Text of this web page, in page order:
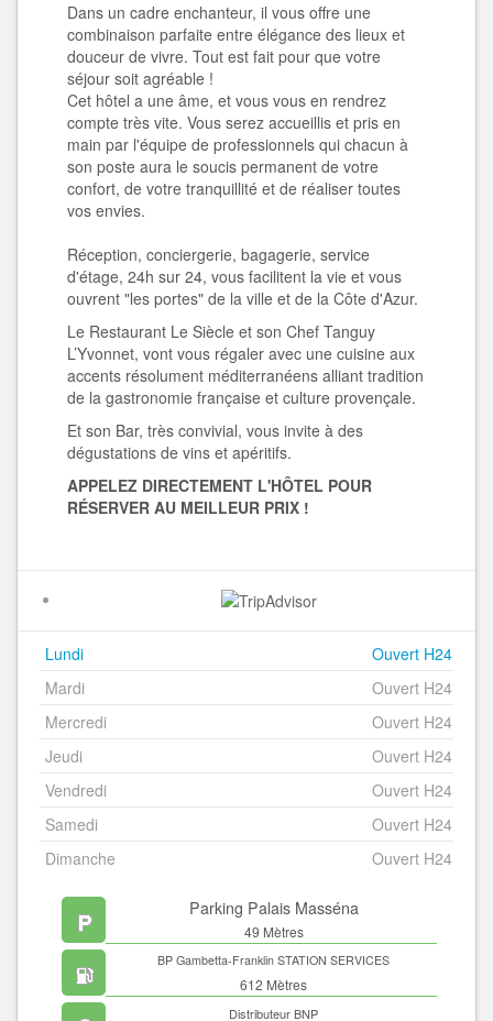
Dans un cadre enchanteur, il vous offre une
combinaison parfaite entre élégance des lieux et
douceur de vivre. Tout est fait pour que votre
séjour soit agréable !
Cet hôtel a une âme, et vous vous en rendrez
compte très vite. Vous serez accueillis et pris en
main par l'équipe de professionnels qui chacun à
son poste aura le soucis permanent de votre
confort, de votre tranquillité et de réaliser toutes
vos envies.
Réception, conciergerie, bagagerie, service
d'étage, 24h sur 24, vous facilitent la vie et vous
ouvrent "les portes" de la ville et de la Côte d'Azur.
Le Restaurant Le Siècle et son Chef Tanguy
L’Yvonnet, vont vous régaler avec une cuisine aux
accents résolument méditerranéens alliant tradition
de la gastronomie française et culture provençale.
Et son Bar, très convivial, vous invite à des
dégustations de vins et apéritifs.
APPELEZ DIRECTEMENT L'HÔTEL POUR
RÉSERVER AU MEILLEUR PRIX !
Lundi
Ouvert H24
Mardi
Ouvert H24
Mercredi
Ouvert H24
Jeudi
Ouvert H24
Vendredi
Ouvert H24
Samedi
Ouvert H24
Dimanche
Ouvert H24
Parking Palais Masséna
49 Mètres
BP Gambetta-Franklin STATION SERVICES
612 Mètres
Distributeur BNP